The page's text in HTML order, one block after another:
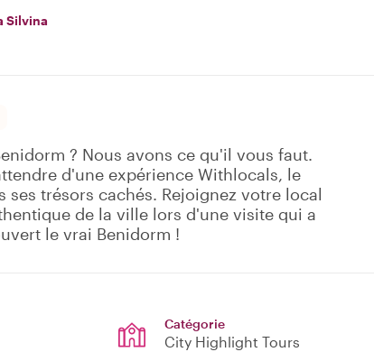
Silvina
? Nous avons ce qu'il vous faut.
d'une expérience Withlocals, le
trésors cachés. Rejoignez votre local
de la ville lors d'une visite qui a
le vrai Benidorm !
Catégorie
City Highlight Tours